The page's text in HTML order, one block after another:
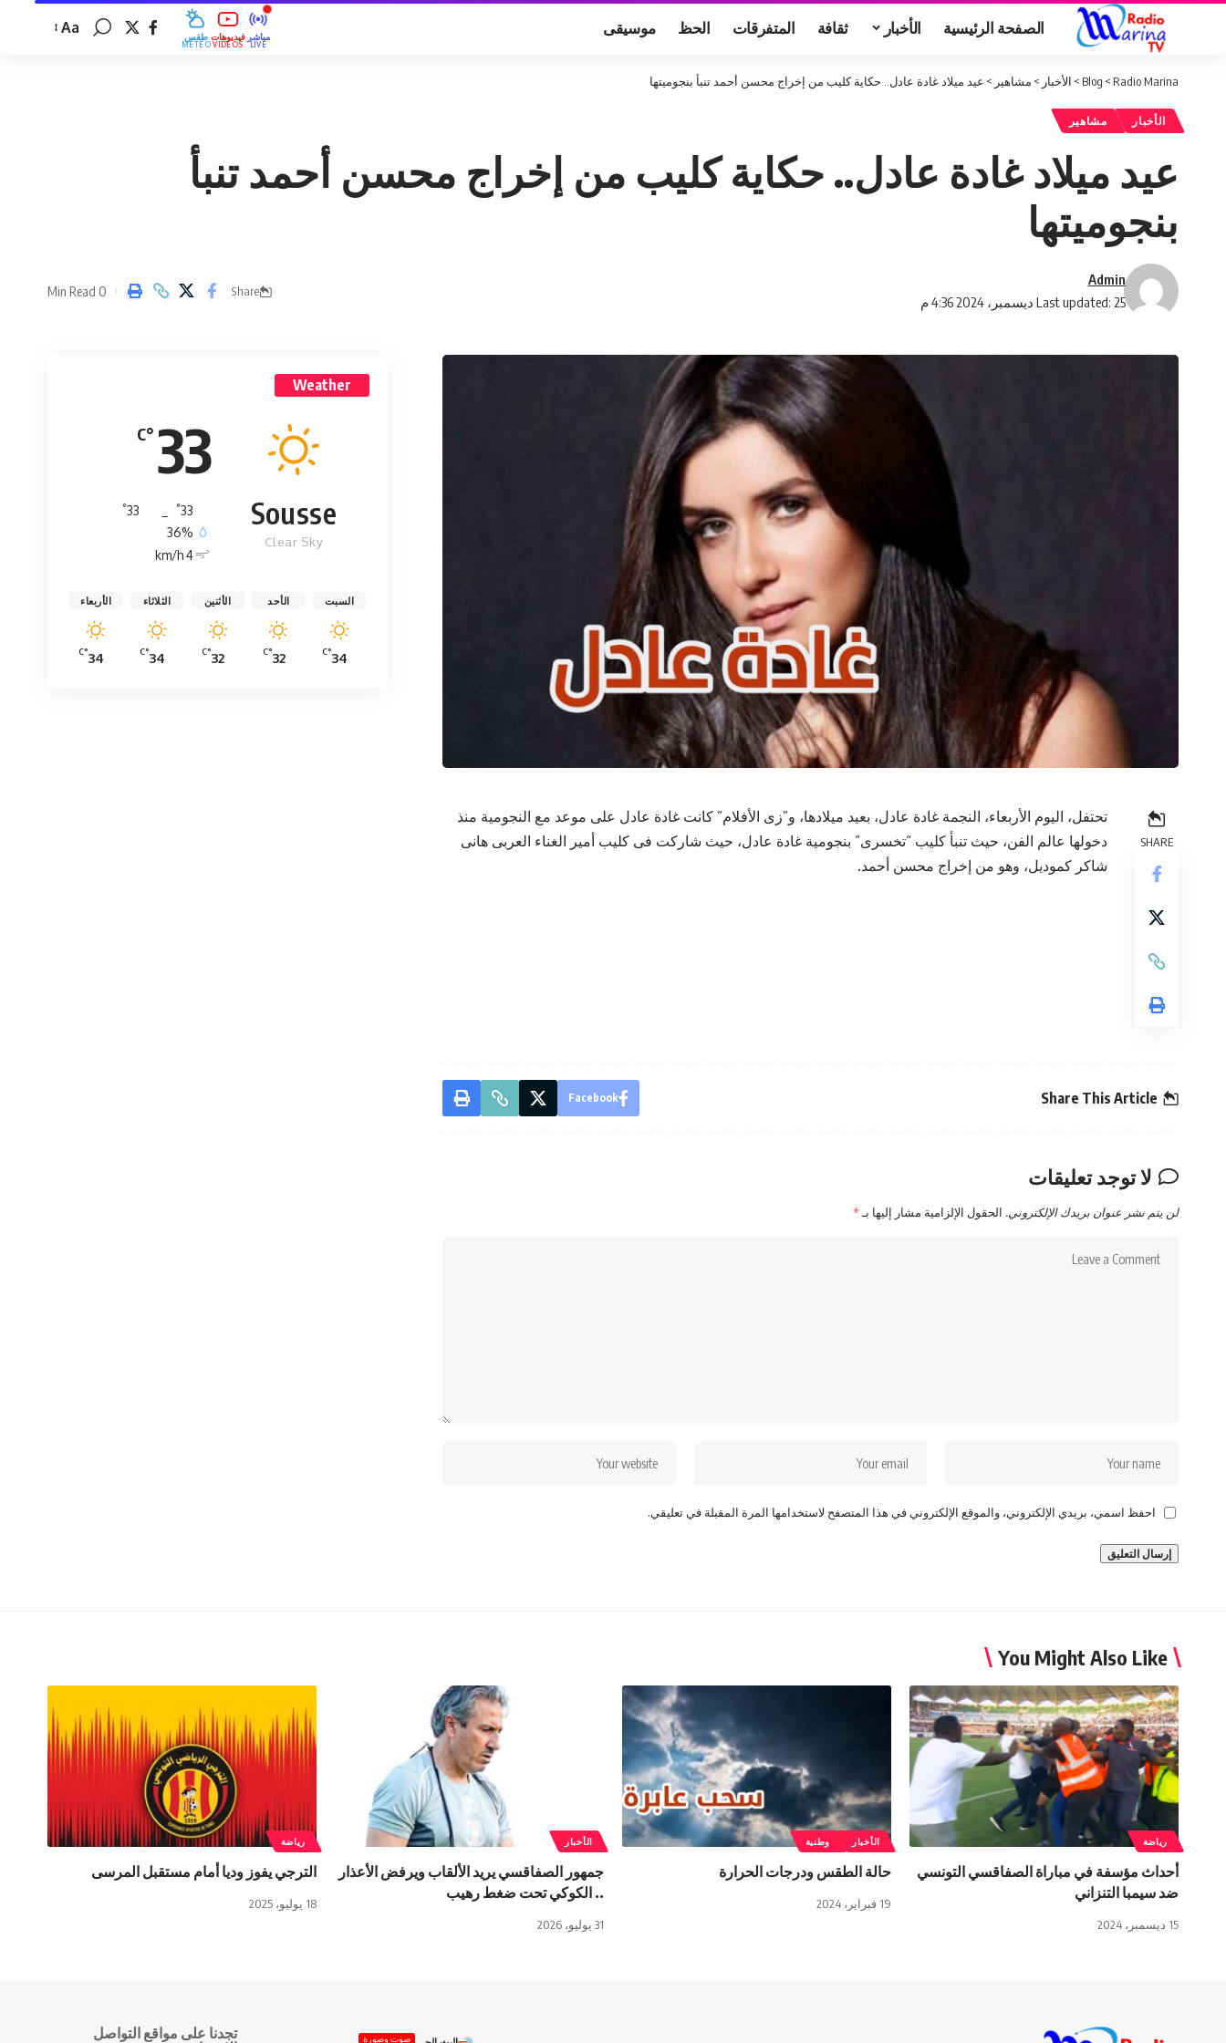
الصفحة الرئيسية الأخبار ثقافة المتفرقات الحظ موسيقى طقس
MÉTÉO
فيديوهات
VIDÉOS
مباشر
LIVE
Aa
Radio Marina
>
Blog
> الأخبار > مشاهير > عيد ميلاد غادة عادل.. حكاية كليب من إخراج محسن أحمد تنبأ بنجوميتها
الأخبار مشاهير
عيد ميلاد غادة عادل.. حكاية كليب من إخراج محسن أحمد تنبأ
بنجوميتها
Last updated: 25 ديسمبر، 2024 4:36 م
Admin
Share
0 Min Read
SHARE
تحتفل، اليوم الأربعاء، النجمة غادة عادل، بعيد ميلادها، و”زى الأفلام” كانت غادة عادل على موعد مع النجومية منذ
دخولها عالم الفن، حيث تنبأ كليب “تخسرى” بنجومية غادة عادل، حيث شاركت فى كليب أمير الغناء العربى هانى
شاكر كموديل، وهو من إخراج محسن أحمد.
Share This Article
Facebook
لا توجد تعليقات
لن يتم نشر عنوان بريدك الإلكتروني. الحقول الإلزامية مشار إليها بـ*
احفظ اسمي، بريدي الإلكتروني، والموقع الإلكتروني في هذا المتصفح لاستخدامها المرة المقبلة في تعليقي.
Weather
33
°C
Sousse
Clear Sky
33
°
33
°
36%
4 km/h
السبت
34
°C
الأحد
32
°C
الأثنين
32
°C
الثلاثاء
34
°C
الأربعاء
34
°C
You Might Also Like
رياضة
أحداث مؤسفة في مباراة الصفاقسي التونسي
ضد سيمبا التنزاني
15 ديسمبر، 2024
الأخبار وطنية
حالة الطقس ودرجات الحرارة
19 فبراير، 2024
الأخبار
جمهور الصفاقسي يريد الألقاب ويرفض الأعذار
.. الكوكي تحت ضغط رهيب
31 يوليو، 2026
رياضة
الترجي يفوز وديا أمام مستقبل المرسى
18 يوليو، 2025
صوت وصورة
تجدنا على مواقع التواصل